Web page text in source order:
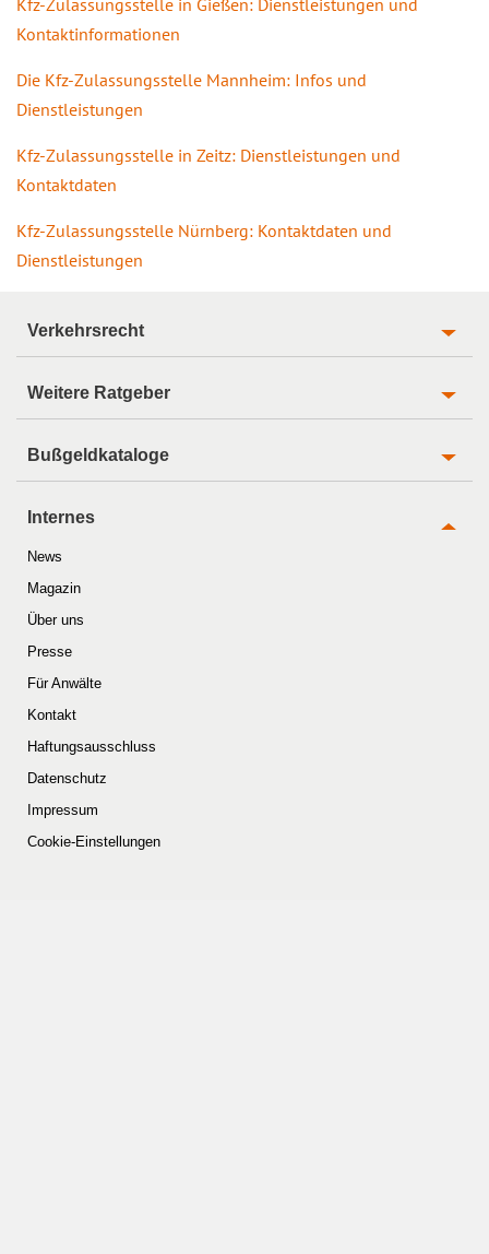
Kontaktinformationen
Die Kfz-Zulassungsstelle Mannheim: Infos und
Dienstleistungen
Kfz-Zulassungsstelle in Zeitz: Dienstleistungen und
Kontaktdaten
Kfz-Zulassungsstelle Nürnberg: Kontaktdaten und
Dienstleistungen
Verkehrsrecht
Weitere Ratgeber
Bußgeldkataloge
Internes
News
Magazin
Über uns
Presse
Für Anwälte
Kontakt
Haftungsausschluss
Datenschutz
Impressum
Cookie-Einstellungen